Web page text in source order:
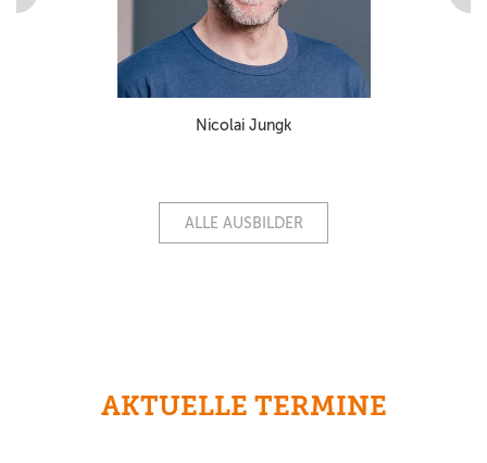
Nicolai Jungk
ALLE AUSBILDER
AKTUELLE TERMINE